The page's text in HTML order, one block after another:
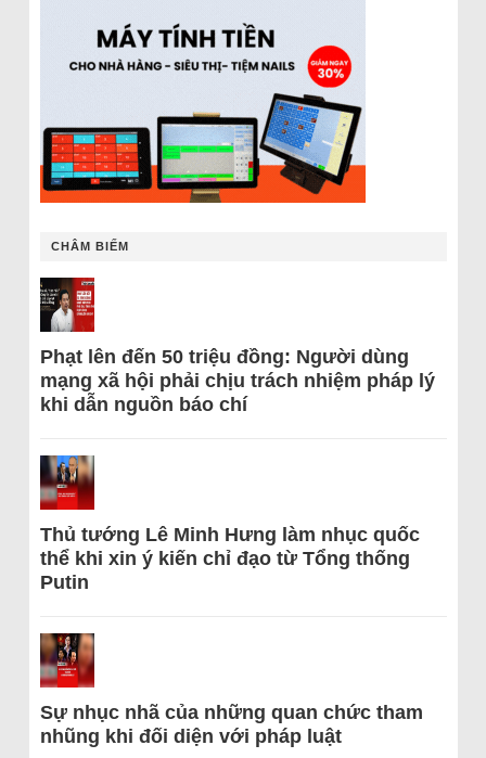
CHÂM BIẾM
Phạt lên đến 50 triệu đồng: Người dùng
mạng xã hội phải chịu trách nhiệm pháp lý
khi dẫn nguồn báo chí
Thủ tướng Lê Minh Hưng làm nhục quốc
thể khi xin ý kiến chỉ đạo từ Tổng thống
Putin
Sự nhục nhã của những quan chức tham
nhũng khi đối diện với pháp luật